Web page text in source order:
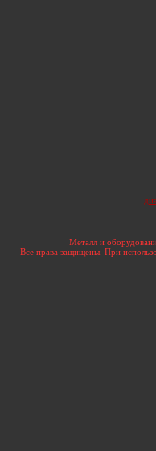
Металл и
Все права защищены. При